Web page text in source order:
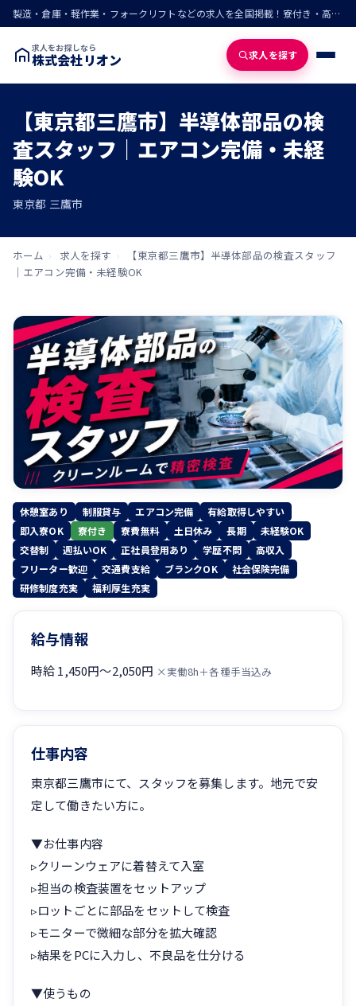
製造・倉庫・軽作業・フォークリフトなどの求人を全国掲載！寮付き・高収入・即入寮の仕事が見つかる
求人をお探しなら
株式会社リオン 求人を探す
【東京都三鷹市】半導体部品の検
査スタッフ｜エアコン完備・未経
験OK
東京都 三鷹市
ホーム › 求人を探す ›
【東京都三鷹市】半導体部品の検査スタッフ
｜エアコン完備・未経験OK
休憩室あり 制服貸与 エアコン完備
有給取得しやすい
即入寮OK
寮付き 寮費無料 土日休み 長期
未経験OK
交替制
週払いOK 正社員登用あり 学歴不問
高収入
フリーター歓迎
交通費支給 ブランクOK
社会保険完備
研修制度充実
福利厚生充実
給与情報
時給 1,450円〜2,050円 ×実働8h＋各種手当込み
仕事内容
東京都三鷹市にて、スタッフを募集します。地元で安
定して働きたい方に。
▼お仕事内容
▹クリーンウェアに着替えて入室
▹担当の検査装置をセットアップ
▹ロットごとに部品をセットして検査
▹モニターで微細な部分を拡大確認
▹結果をPCに入力し、不良品を仕分ける
▼使うもの